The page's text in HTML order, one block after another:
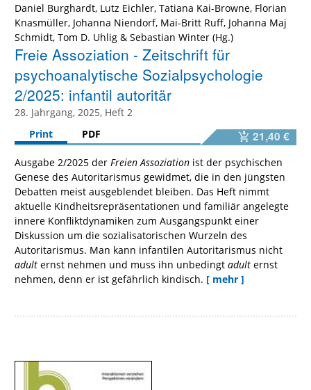
Daniel Burghardt, Lutz Eichler, Tatiana Kai-Browne, Florian
Knasmüller, Johanna Niendorf, Mai-Britt Ruff, Johanna Maj
Schmidt, Tom D. Uhlig & Sebastian Winter
Freie Assoziation - Zeitschrift für
psychoanalytische Sozialpsychologie
2/2025: infantil autoritär
28. Jahrgang, 2025, Heft 2
Print
PDF 21,40 €
Ausgabe 2/2025 der Freien Assoziation ist der psychischen
Genese des Autoritarismus gewidmet, die in den jüngsten
Debatten meist ausgeblendet bleiben. Das Heft nimmt
aktuelle Kindheitsrepräsentationen und familiär angelegte
innere Konfliktdynamiken zum Ausgangspunkt einer
Diskussion um die sozialisatorischen Wurzeln des
Autoritarismus. Man kann infantilen Autoritarismus nicht
adult ernst nehmen und muss ihn unbedingt adult ernst
nehmen, denn er ist gefährlich kindisch. [ mehr ]